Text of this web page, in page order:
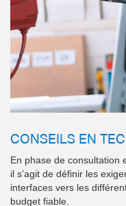
CONSEILS EN
En phase de consultation
il s’agit de définir les
interfaces vers les
budget fiable.